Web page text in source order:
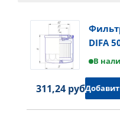
DIFA
В
311,24 руб.